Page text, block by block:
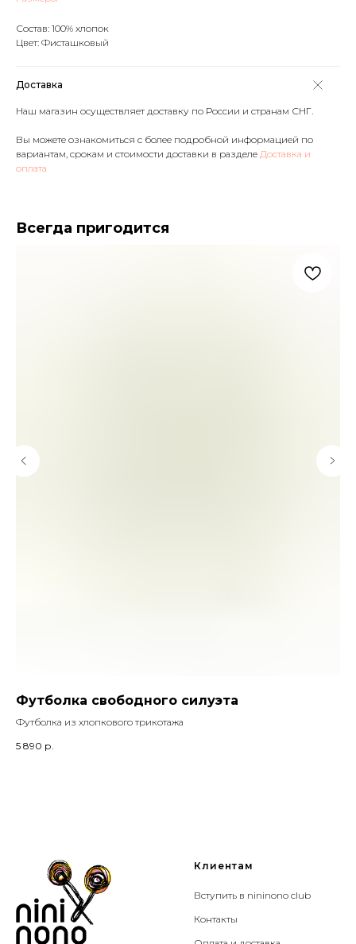
Состав: 100% хлопок
Цвет: Фисташковый
Доставка
Наш магазин осуществляет доставку по России и странам СНГ.
Вы можете ознакомиться с более подробной информацией по
вариантам, срокам и стоимости доставки в разделе Доставка и
оплата
Всегда пригодится
Футболка свободного силуэта
Футболка из хлопкового трикотажа
5 890 р.
Клиентам
Вступить в nininono club
Контакты